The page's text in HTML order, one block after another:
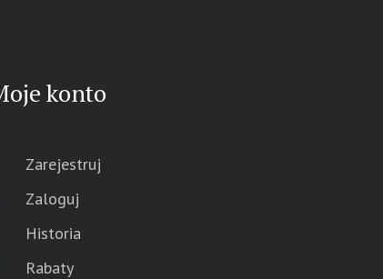
konto
Zarejestruj
Zaloguj
Historia
Rabaty